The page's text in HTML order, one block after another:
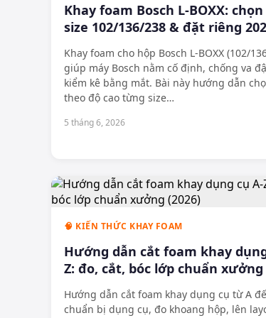
Khay foam Bosch L-BOXX:
size 102/136/238 & đặt riêng
Khay foam cho hộp Bosch L-BOXX (102/
giúp máy Bosch nằm cố định, chống va
kiểm kê bằng mắt. Bài này hướng dẫn
theo độ cao từng size…
5 tháng 6, 2026
🧠 KIẾN THỨC KHAY FOAM
Hướng dẫn cắt foam khay
Z: đo, cắt, bóc lớp chuẩn xưởng
Hướng dẫn cắt foam khay dụng cụ từ A
chuẩn bị dụng cụ, đo khoang hộp, lên